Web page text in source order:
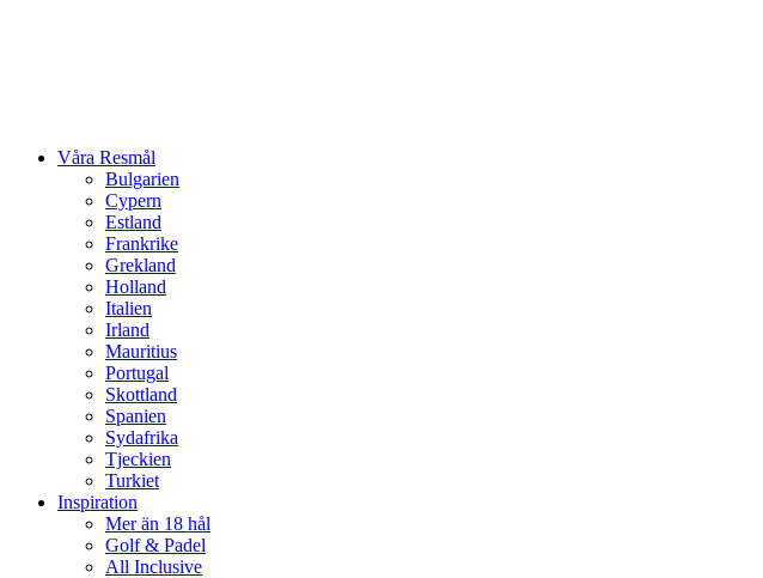
Våra Resmål
Bulgarien
Cypern
Estland
Frankrike
Grekland
Holland
Italien
Irland
Mauritius
Portugal
Skottland
Spanien
Sydafrika
Tjeckien
Turkiet
Inspiration
Mer än 18 hål
Golf & Padel
All Inclusive